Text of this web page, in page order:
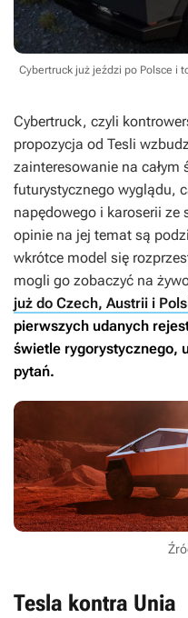
Cybertruck już jeździ po Polsce i
Cybertruck, czyli
propozycja od Tesli
zainteresowanie na całym
futurystycznego wyglądu,
napędowego i karoserii
opinie na jej temat są
wkrótce model się
mogli go zobaczyć na
już do Czech, Austrii i
pierwszych udanych
świetle rygorystycznego,
pytań.
Tesla kontra Unia